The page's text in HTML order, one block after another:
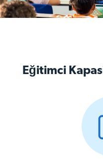
Eğitimci